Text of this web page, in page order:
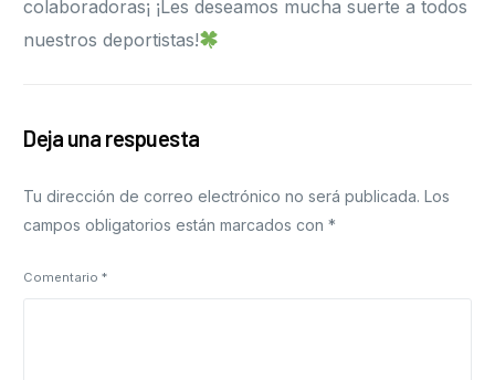
colaboradoras¡ ¡Les deseamos mucha suerte a todos
nuestros deportistas!
Deja una respuesta
Tu dirección de correo electrónico no será publicada. Los
campos obligatorios están marcados con*
Comentario*